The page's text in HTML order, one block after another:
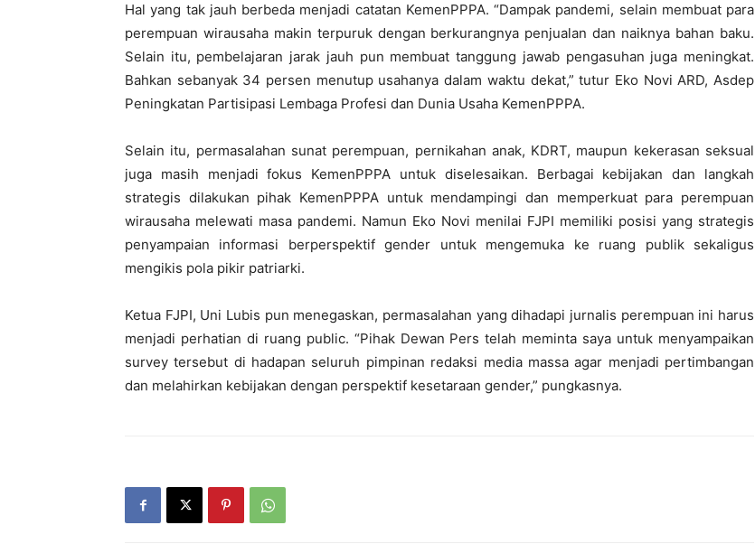
Hal yang tak jauh berbeda menjadi catatan KemenPPPA. “Dampak pandemi, selain membuat para
perempuan wirausaha makin terpuruk dengan berkurangnya penjualan dan naiknya bahan baku.
Selain itu, pembelajaran jarak jauh pun membuat tanggung jawab pengasuhan juga meningkat.
Bahkan sebanyak 34 persen menutup usahanya dalam waktu dekat,” tutur Eko Novi ARD, Asdep
Peningkatan Partisipasi Lembaga Profesi dan Dunia Usaha KemenPPPA.
Selain itu, permasalahan sunat perempuan, pernikahan anak, KDRT, maupun kekerasan seksual
juga masih menjadi fokus KemenPPPA untuk diselesaikan. Berbagai kebijakan dan langkah
strategis dilakukan pihak KemenPPPA untuk mendampingi dan memperkuat para perempuan
wirausaha melewati masa pandemi. Namun Eko Novi menilai FJPI memiliki posisi yang strategis
penyampaian informasi berperspektif gender untuk mengemuka ke ruang publik sekaligus
mengikis pola pikir patriarki.
Ketua FJPI, Uni Lubis pun menegaskan, permasalahan yang dihadapi jurnalis perempuan ini harus
menjadi perhatian di ruang public. “Pihak Dewan Pers telah meminta saya untuk menyampaikan
survey tersebut di hadapan seluruh pimpinan redaksi media massa agar menjadi pertimbangan
dan melahirkan kebijakan dengan perspektif kesetaraan gender,” pungkasnya.